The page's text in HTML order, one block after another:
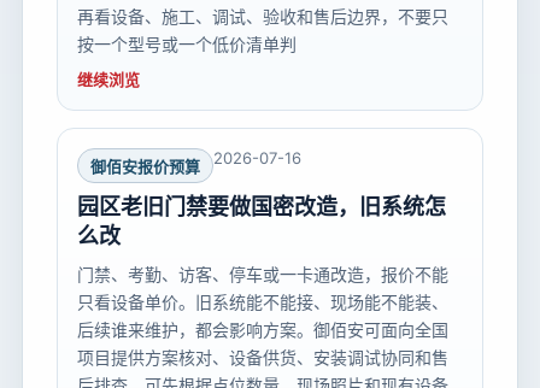
再看设备、施工、调试、验收和售后边界，不要只
按一个型号或一个低价清单判
继续浏览
御佰安报价预算 2026-07-16
园区老旧门禁要做国密改造，旧系统怎
么改
门禁、考勤、访客、停车或一卡通改造，报价不能
只看设备单价。旧系统能不能接、现场能不能装、
后续谁来维护，都会影响方案。御佰安可面向全国
项目提供方案核对、设备供货、安装调试协同和售